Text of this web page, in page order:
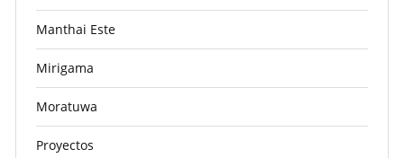
Manthai Este
Mirigama
Moratuwa
Proyectos